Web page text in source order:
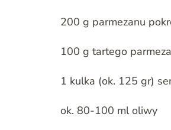
200 g parmezanu
100 g tartego
1 kulka (ok. 125 gr)
ok. 80-100 ml oliwy